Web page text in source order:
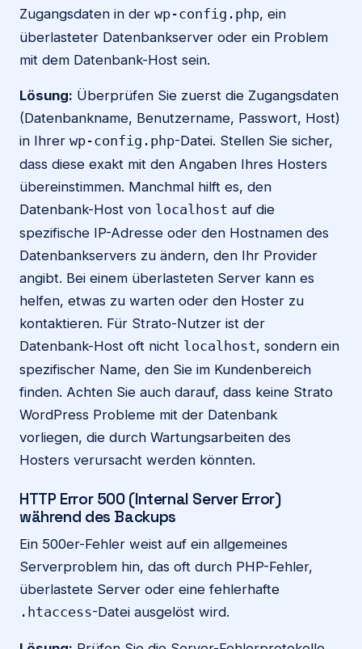
Zugangsdaten in der wp-config.php, ein
überlasteter Datenbankserver oder ein Problem
mit dem Datenbank-Host sein.
Lösung: Überprüfen Sie zuerst die Zugangsdaten
(Datenbankname, Benutzername, Passwort, Host)
in Ihrer wp-config.php-Datei. Stellen Sie sicher,
dass diese exakt mit den Angaben Ihres Hosters
übereinstimmen. Manchmal hilft es, den
Datenbank-Host von localhost auf die
spezifische IP-Adresse oder den Hostnamen des
Datenbankservers zu ändern, den Ihr Provider
angibt. Bei einem überlasteten Server kann es
helfen, etwas zu warten oder den Hoster zu
kontaktieren. Für Strato-Nutzer ist der
Datenbank-Host oft nicht localhost, sondern ein
spezifischer Name, den Sie im Kundenbereich
finden. Achten Sie auch darauf, dass keine Strato
WordPress Probleme mit der Datenbank
vorliegen, die durch Wartungsarbeiten des
Hosters verursacht werden könnten.
HTTP Error 500 (Internal Server Error)
während des Backups
Ein 500er-Fehler weist auf ein allgemeines
Serverproblem hin, das oft durch PHP-Fehler,
überlastete Server oder eine fehlerhafte
.htaccess-Datei ausgelöst wird.